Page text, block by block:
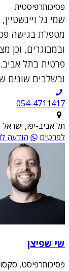
פסיכותרפיסטית
מטפלת בגישה
ובמבוגרים, וכן
פרטית בתל
ובשלבים שונים
054-4711417
תל אביב-יפו, ישראל
לפרטים
הודעה
שי שפיצן
פסיכותרפיסט,